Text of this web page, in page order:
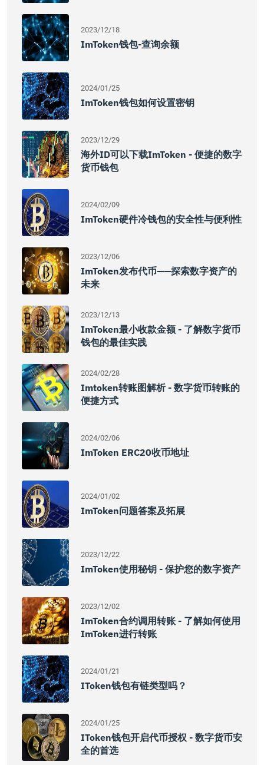
2023/12/18
ImToken钱包-查询余额
2024/01/25
ImToken钱包如何设置密钥
2023/12/29
海外ID可以下载imToken - 便捷的数字
货币钱包
2024/02/09
ImToken硬件冷钱包的安全性与便利性
2023/12/06
ImToken发布代币——探索数字资产的
未来
2023/12/13
ImToken最小收款金额 - 了解数字货币
钱包的最佳实践
2024/02/28
Imtoken转账图解析 - 数字货币转账的
便捷方式
2024/02/06
ImToken ERC20收币地址
2024/01/02
ImToken问题答案及拓展
2023/12/22
ImToken使用秘钥 - 保护您的数字资产
2023/12/02
ImToken合约调用转账 - 了解如何使用
ImToken进行转账
2024/01/21
IToken钱包有链类型吗？
2024/01/25
IToken钱包开启代币授权 - 数字货币安
全的首选